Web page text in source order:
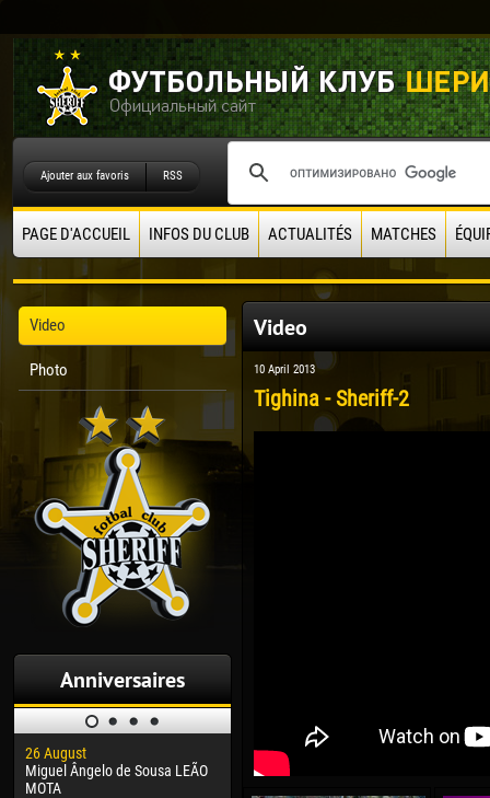
Ajouter aux favoris RSS
PAGE D'ACCUEIL INFOS DU CLUB ACTUALITÉS MATCHES
Video
Photo
Anniversaires
26 August
Miguel Ângelo de Sousa LEÃO
MOTA
30 January
Dhoraso Moreo KLAS
04
Video
10 April 2013
Tighina - Sheriff-2